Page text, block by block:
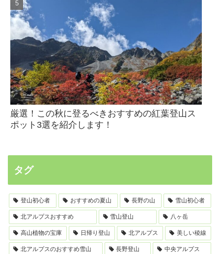
厳選！この秋に登るべきおすすめの紅葉登山ス
ポット3選を紹介します！
タグ
登山初心者 おすすめの夏山 長野の山 雪山初心者
北アルプスおすすめ 雪山登山 八ヶ岳
高山植物の宝庫 日帰り登山 北アルプス 美しい稜線
北アルプスのおすすめ雪山 長野登山 中央アルプス